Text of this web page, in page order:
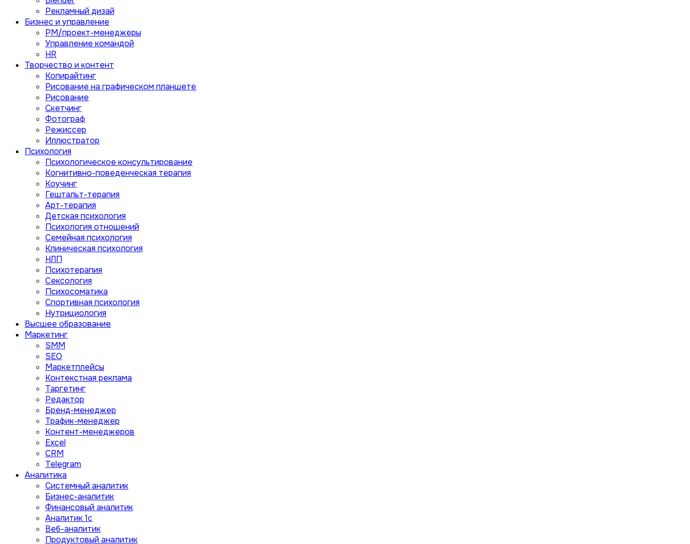
Рекламный дизай
Бизнес и управление
PM/проект-менеджеры
Управление командой
HR
Творчество и контент
Копирайтинг
Рисование на графическом планшете
Рисование
Скетчинг
Фотограф
Режиссер
Иллюстратор
Психология
Психологическое консультирование
Когнитивно-поведенческая терапия
Коучинг
Гештальт-терапия
Арт-терапия
Детская психология
Психология отношений
Семейная психология
Клиническая психология
НЛП
Психотерапия
Сексология
Психосоматика
Спортивная психология
Нутрициология
Высшее образование
Маркетинг
SMM
SEO
Маркетплейсы
Контекстная реклама
Таргетинг
Редактор
Бренд-менеджер
Трафик-менеджер
Контент-менеджеров
Excel
CRM
Telegram
Аналитика
Системный аналитик
Бизнес-аналитик
Финансовый аналитик
Aналитик 1с
Веб-аналитик
Продуктовый аналитик